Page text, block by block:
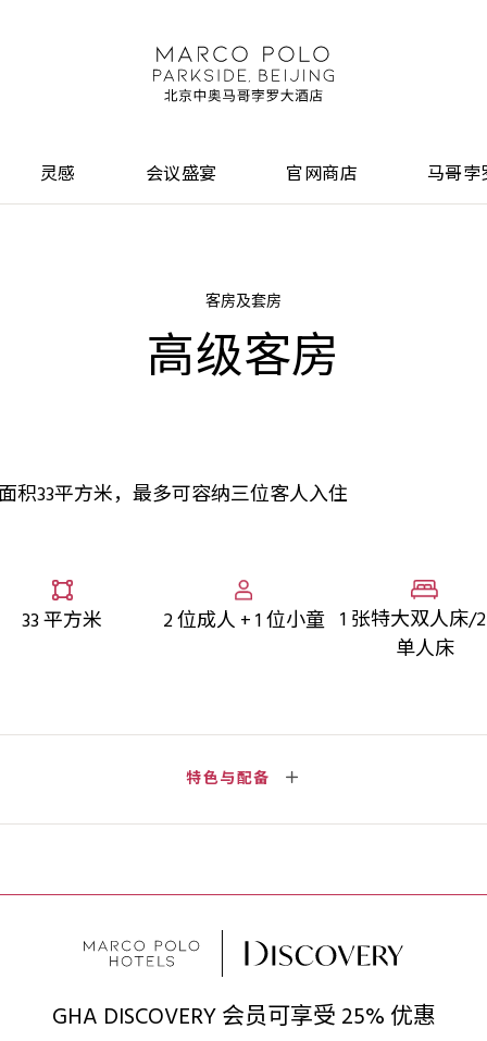
灵感 会议盛宴 官网商店 马哥孛
客房及套房
高级客房
积33平方米，最多可容纳三位客人入住
33 平方米 2 位成人 + 1 位小童 1 张特大双人床/
单人床
特色与配备
GHA DISCOVERY 会员可享受 25% 优惠